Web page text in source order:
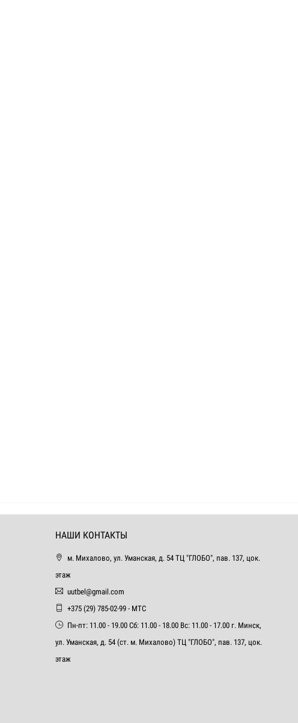
НАШИ КОНТАКТЫ
м. Михалово, ул. Уманская, д. 54 ТЦ "ГЛОБО", пав. 137, цок.
этаж
uutbel@gmail.com
+375 (29) 785-02-99 - МТС
Пн-пт: 11.00 - 19.00 Сб: 11.00 - 18.00 Вс: 11.00 - 17.00 г. Минск,
ул. Уманская, д. 54 (ст. м. Михалово) ТЦ "ГЛОБО", пав. 137, цок.
этаж